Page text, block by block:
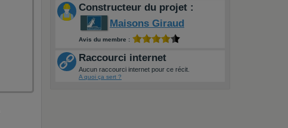
Constructeur du projet :
Maisons Giraud
Avis du membre :
Raccourci internet
Aucun raccourci internet pour ce récit.
A quoi ça sert ?